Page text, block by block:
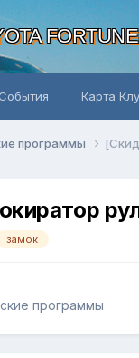
События Карта
программы
замок
программы